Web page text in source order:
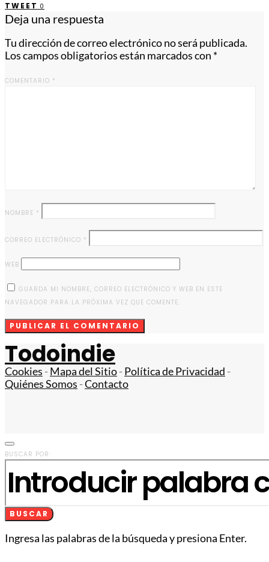
TWEET 0
Deja una respuesta
Tu dirección de correo electrónico no será publicada.
Los campos obligatorios están marcados con *
COMENTARIO *
NOMBRE *
CORREO ELECTRÓNICO *
WEB
GUARDA MI NOMBRE, CORREO ELECTRÓNICO Y WEB EN ESTE
NAVEGADOR PARA LA PRÓXIMA VEZ QUE COMENTE.
Todoindie
Cookies -Mapa del Sitio-Política de Privacidad -
Quiénes Somos -Contacto
BUSCAR POR:
BUSCAR
Ingresa las palabras de la búsqueda y presiona Enter.